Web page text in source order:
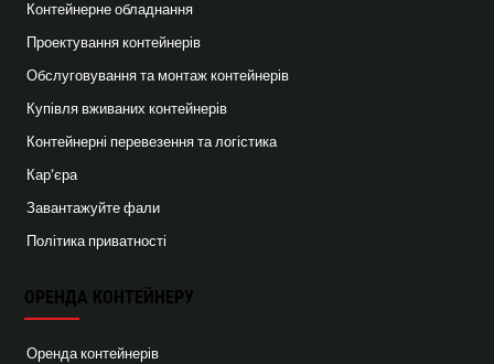
Контейнерне обладнання
Проектування контейнерів
Обслуговування та монтаж контейнерів
Купівля вживаних контейнерів
Контейнерні перевезення та логістика
Кар’єра
Завантажуйте фали
Політика приватності
ОРЕНДА КОНТЕЙНЕРУ
Оренда контейнерів